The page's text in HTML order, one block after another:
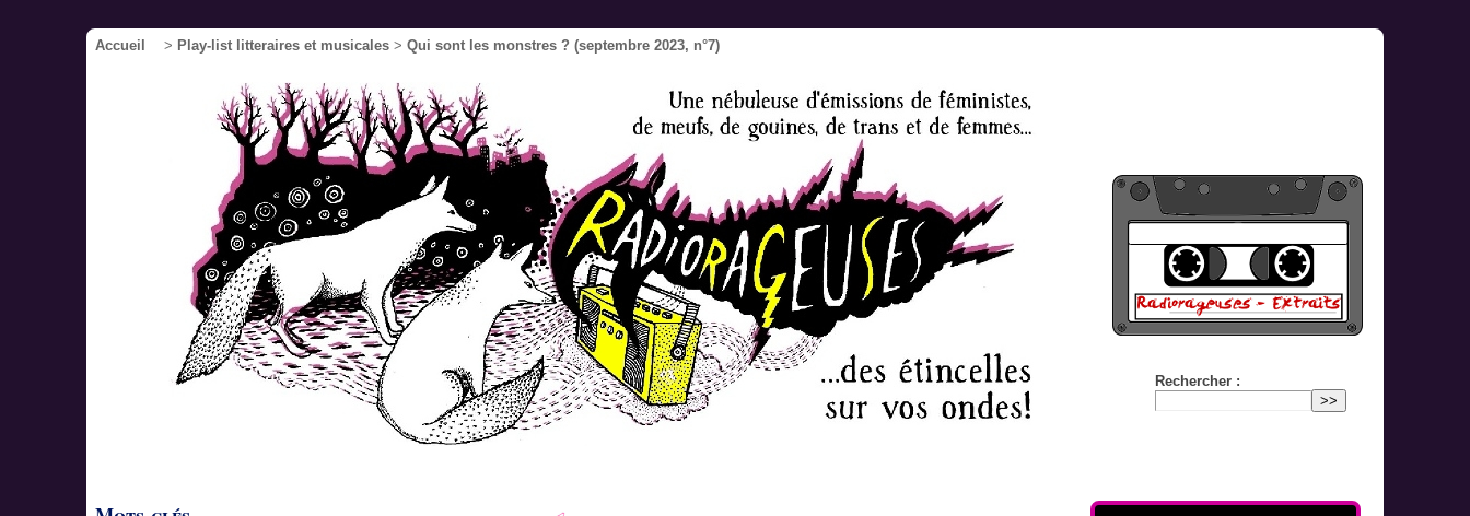
Accueil > Play-list litteraires et musicales > Qui sont les monstres ? (septembre 2023, n°7)
Rechercher :